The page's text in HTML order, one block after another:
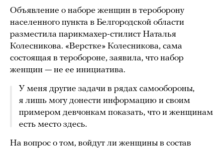
Объявление о наборе женщин в тероборону
населенного пункта в Белгородской области
разместила парикмахер-стилист Наталья
Колесникова. «Верстке» Колесникова, сама
состоящая в теробороне, заявила, что набор
женщин — не ее инициатива.
У меня другие задачи в рядах самообороны,
я лишь могу донести информацию и своим
примером девчонкам показать, что и женщинам
есть место здесь.
На вопрос о том, войдут ли женщины в состав